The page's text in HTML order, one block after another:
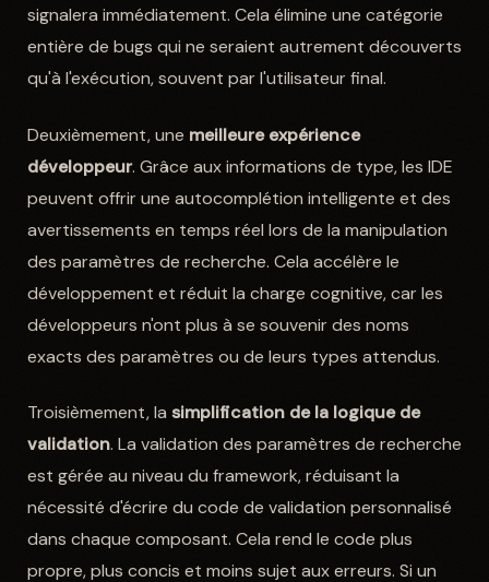
signalera immédiatement. Cela élimine une catégorie
entière de bugs qui ne seraient autrement découverts
qu'à l'exécution, souvent par l'utilisateur final.
Deuxièmement, une meilleure expérience
développeur. Grâce aux informations de type, les IDE
peuvent offrir une autocomplétion intelligente et des
avertissements en temps réel lors de la manipulation
des paramètres de recherche. Cela accélère le
développement et réduit la charge cognitive, car les
développeurs n'ont plus à se souvenir des noms
exacts des paramètres ou de leurs types attendus.
Troisièmement, la simplification de la logique de
validation. La validation des paramètres de recherche
est gérée au niveau du framework, réduisant la
nécessité d'écrire du code de validation personnalisé
dans chaque composant. Cela rend le code plus
propre, plus concis et moins sujet aux erreurs. Si un